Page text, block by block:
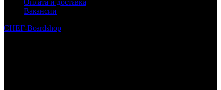
Оплата и доставка
Вакансии
СНЕГ-Boardshop